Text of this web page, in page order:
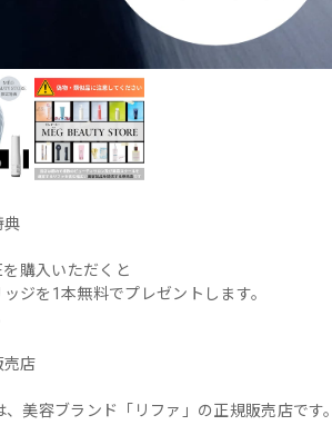
典
購入いただくと
ジを1本無料でプレゼントします。
売店
、美容ブランド「リファ」の正規販売店です。